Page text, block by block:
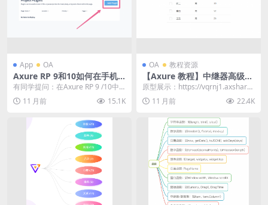
App OA
Axure RP 9和10如何在手机
主屏幕上添加原型图标｜axur
ehub设计教程
有同学提问：在Axure RP 9 /10中
创建的原型演示地址，如何添加自
定义图...
11 月前 15.1K
OA 教程资源
【Axure 教程】中继器高级用
法-列表复选｜axurehub设计
教程
原型展示：https://vqrnj1.axshare.
com 所需元件： ax...
11 月前 22.4K